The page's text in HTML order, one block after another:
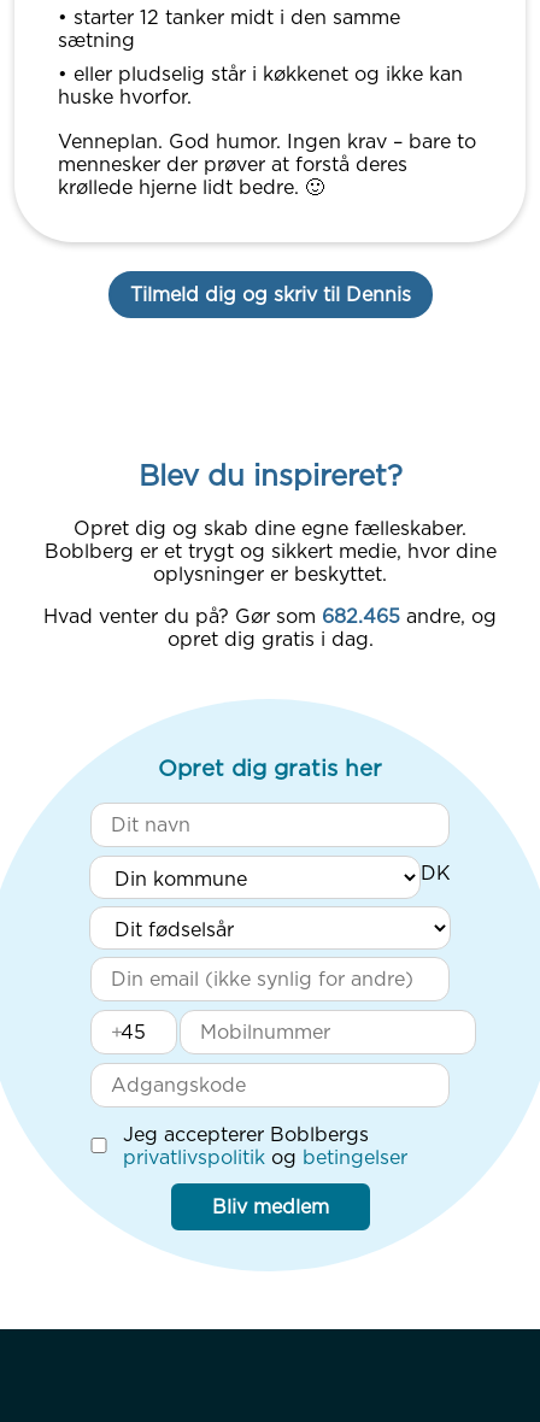
• starter 12 tanker midt i den samme
sætning
• eller pludselig står i køkkenet og ikke kan
huske hvorfor.
Venneplan. God humor. Ingen krav – bare to
mennesker der prøver at forstå deres
krøllede hjerne lidt bedre. 🙂
Tilmeld dig og skriv til Dennis
Blev du inspireret?
Opret dig og skab dine egne fælleskaber.
Boblberg er et trygt og sikkert medie, hvor dine
oplysninger er beskyttet.
Hvad venter du på? Gør som 682.465 andre, og
opret dig gratis i dag.
Opret dig gratis her
+
Jeg accepterer Boblbergs
privatlivspolitik og betingelser
Bliv medlem